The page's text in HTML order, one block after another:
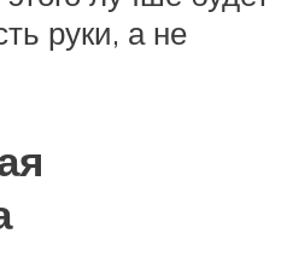
руки, а не